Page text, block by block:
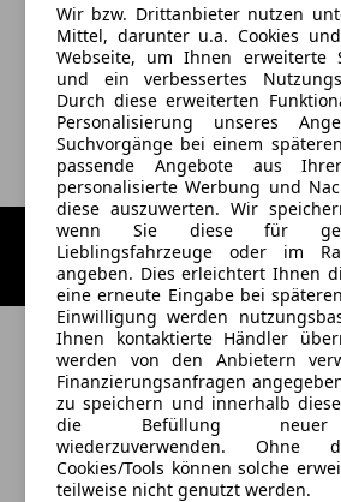
Wir bzw. Drittanbieter nutzen
Mittel, darunter u.a. Cookies
Webseite, um Ihnen erweiterte
und ein verbessertes
Durch diese erweiterten
Personalisierung unseres
Suchvorgänge bei einem
passende Angebote aus
personalisierte Werbung und
diese auszuwerten. Wir
wenn Sie diese für
Lieblingsfahrzeuge oder im
angeben. Dies erleichtert Ihnen
eine erneute Eingabe bei
Einwilligung werden
Ihnen kontaktierte Händler
werden von den Anbietern
Finanzierungsanfragen
zu speichern und innerhalb
die Befüllung neuer
wiederzuverwenden. Ohne
Cookies/Tools können solche
teilweise nicht genutzt werden.